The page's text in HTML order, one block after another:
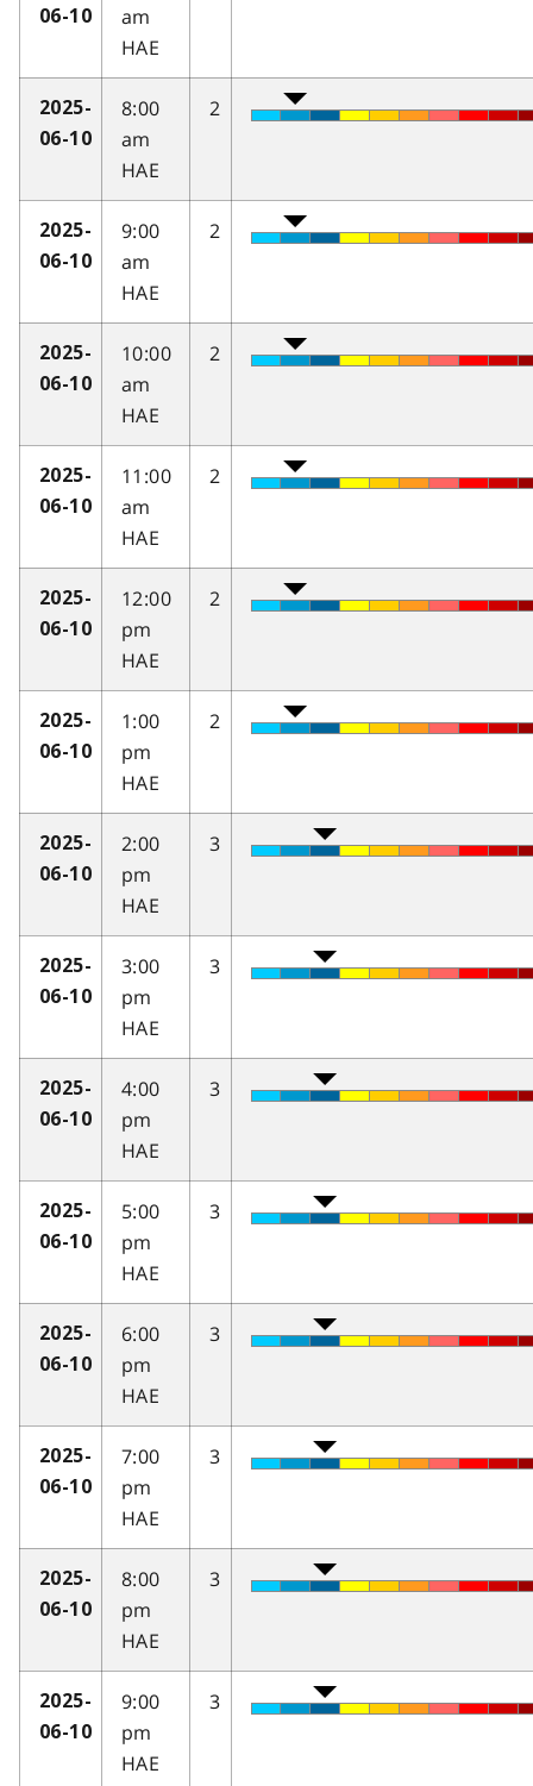
06-10
am
HAE
2025-
06-10
8:00
am
HAE
2
2025-
06-10
9:00
am
HAE
2
2025-
06-10
10:00
am
HAE
2
2025-
06-10
11:00
am
HAE
2
2025-
06-10
12:00
pm
HAE
2
2025-
06-10
1:00
pm
HAE
2
2025-
06-10
2:00
pm
HAE
3
2025-
06-10
3:00
pm
HAE
3
2025-
06-10
4:00
pm
HAE
3
2025-
06-10
5:00
pm
HAE
3
2025-
06-10
6:00
pm
HAE
3
2025-
06-10
7:00
pm
HAE
3
2025-
06-10
8:00
pm
HAE
3
2025-
06-10
9:00
pm
HAE
3